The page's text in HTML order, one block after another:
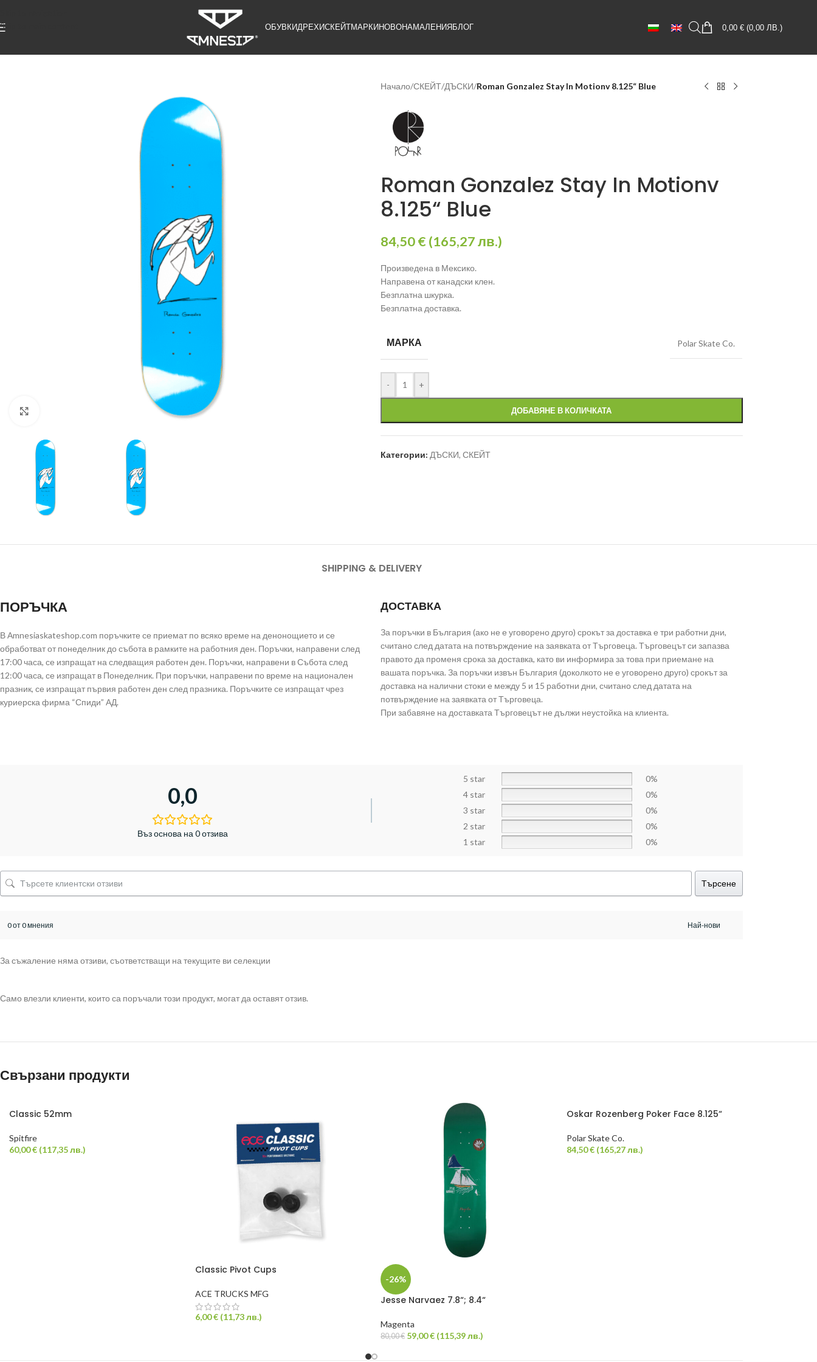
Skip to main content
ОБУВКИДРЕХИСКЕЙТМАРКИ НОВОНАМАЛЕНИЯ БЛОГ 0,00 € (0,00 ЛВ. )
Начало/СКЕЙТ/ДЪСКИ/Roman Gonzalez Stay In Motionv 8.125“ Blue
Roman Gonzalez Stay In Motionv
8.125“ Blue
84,50€ (165,27лв.)
Произведена в Мексико.
Направена от канадски клен.
Безплатна шкурка.
Безплатна доставка.
МАРКА Polar Skate Co.
- +
ДОБАВЯНЕ В КОЛИЧКАТА
Категории: ДЪСКИ, СКЕЙТ
SHIPPING & DELIVERY
ПОРЪЧКА
В Аmnesiaskateshop.com поръчките се приемат по всяко време на денонощието и се
обработват от понеделник до събота в рамките на работния ден. Поръчки, направени след
17:00 часа, се изпращат на следващия работен ден. Поръчки, направени в Събота след
12:00 часа, се изпращат в Понеделник. При поръчки, направени по време на национален
празник, се изпращат първия работен ден след празника. Поръчките се изпращат чрез
куриерска фирма “Спиди” АД.
ДОСТАВКА
За поръчки в България (ако не е уговорено друго) срокът за доставка е три работни дни,
считано след датата на потвърждение на заявката от Търговеца. Търговецът си запазва
правото да променя срока за доставка, като ви информира за това при приемане на
вашата поръчка. За поръчки извън България (доколкото не е уговорено друго) срокът за
доставка на налични стоки е между 5 и 15 работни дни, считано след датата на
потвърждение на заявката от Търговеца.
При забавяне на доставката Търговецът не дължи неустойка на клиента.
0,0
Въз основа на 0 отзива
5 star
0%
4 star
0%
3 star
0%
2 star
0%
1 star
0%
Търсене
0 от 0 мнения
За съжаление няма отзиви, съответстващи на текущите ви селекции
Само влезли клиенти, които са поръчали този продукт, могат да оставят отзив.
Свързани продукти
Classic 52mm
Spitfire
60,00€ (117,35лв.)
Classic Pivot Cups
ACE TRUCKS MFG
6,00€ (11,73лв.)
-26%
Jesse Narvaez 7.8“; 8.4“
Magenta
80,00€ 59,00€ (115,39лв.)
Oskar Rozenberg Poker Face 8.125“
Polar Skate Co.
84,50€ (165,27лв.)